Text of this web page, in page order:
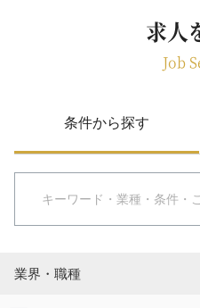
求人
Job
条件から探す
業界・職種